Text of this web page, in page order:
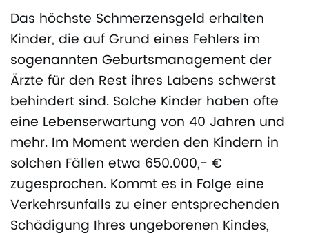
Das höchste Schmerzensgeld erhalten
Kinder, die auf Grund eines Fehlers im
sogenannten Geburtsmanagement der
Ärzte für den Rest ihres Labens schwerst
behindert sind. Solche Kinder haben ofte
eine Lebenserwartung von 40 Jahren und
mehr. Im Moment werden den Kindern in
solchen Fällen etwa 650.000,- €
zugesprochen. Kommt es in Folge eine
Verkehrsunfalls zu einer entsprechenden
Schädigung Ihres ungeborenen Kindes,